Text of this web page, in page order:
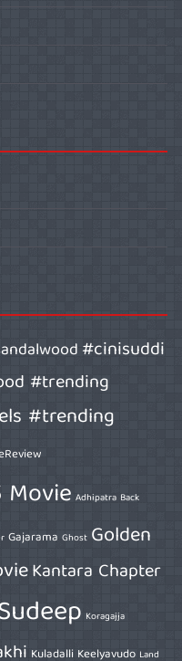
#cinisuddi
#trending
#trending
Adhipatra Back
Gajarama Ghost Golden
Kantara Chapter
Koragajja
Kuladalli Keelyavudo Land